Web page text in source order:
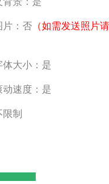
片：否 （如需发送照片
体大小：是
动速度：是
制